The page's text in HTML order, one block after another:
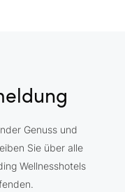
Genuss und
Sie über alle
Wellnesshotels